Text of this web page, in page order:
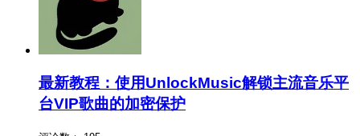
最新教程：使用UnlockMusic解锁主流音乐平
台VIP歌曲的加密保护